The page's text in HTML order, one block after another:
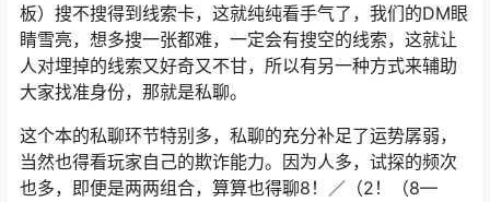
板）搜不搜得到线索卡，这就纯纯看手气了，我们的DM眼
睛雪亮，想多搜一张都难，一定会有搜空的线索，这就让
人对埋掉的线索又好奇又不甘，所以有另一种方式来辅助
大家找准身份，那就是私聊。
这个本的私聊环节特别多，私聊的充分补足了运势孱弱，
当然也得看玩家自己的欺诈能力。因为人多，试探的频次
也多，即便是两两组合，算算也得聊8！／（2！（8—